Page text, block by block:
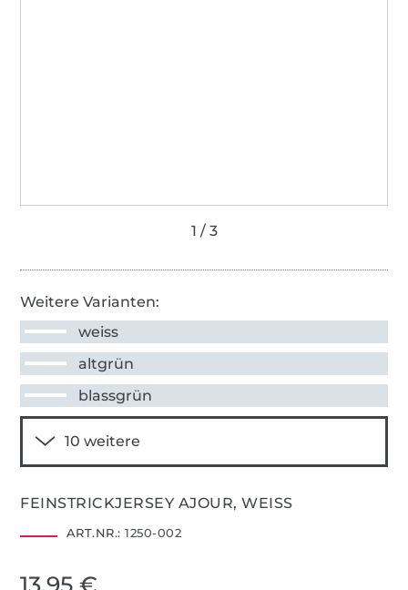
Weitere Varianten:
weiss
altgrün
blassgrün
FEINSTRICKJERSEY AJOUR, WEISS
ART.NR.: 1250-002
13,95 €